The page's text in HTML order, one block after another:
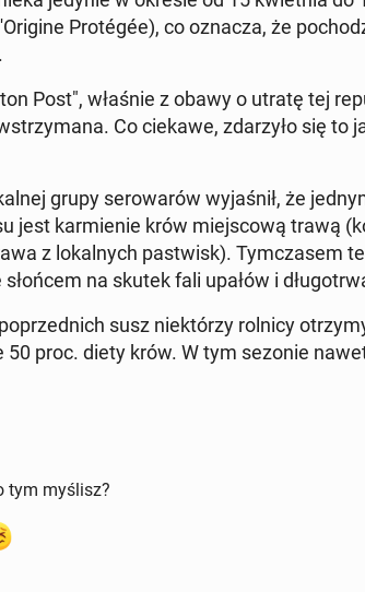
Pro­tégée), co oznacza, że
Post", właśnie z obawy o utratę tej
Co ciekawe, zda­rzy­ło się to
grupy se­ro­wa­rów wy­ja­śnił, że
jest kar­mie­nie krów miej­sco­wą trawą
z lo­kal­nych pa­stwisk). Tym­cza­sem
na skutek fali upałów i
susz nie­któ­rzy rolnicy
proc. diety krów. W tym sezonie
tym myślisz?